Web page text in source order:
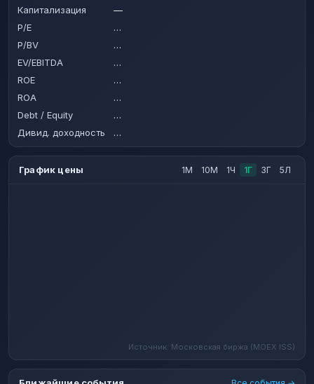
Капитализация
—
P/E
…
P/BV
…
EV/EBITDA
…
ROE
…
ROA
…
Debt / Equity
…
Дивид. доходность
…
График цены 1М 10М 1Ч 1Г 3Г 5Л
Источник: Московская биржа (MOEX ISS)